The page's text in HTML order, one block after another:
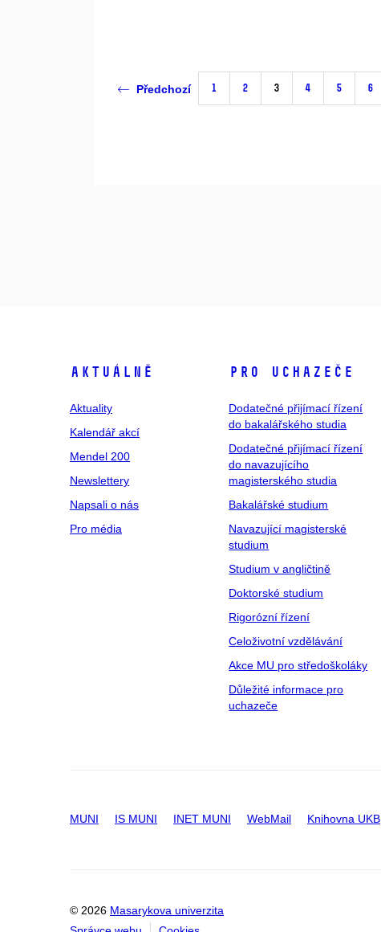
Předchozí 1 2 3 4 5 6
Aktuálně
Aktuality
Kalendář akcí
Mendel 200
Newslettery
Napsali o nás
Pro média
Pro uchazeče
Dodatečné přijímací řízení
do bakalářského studia
Dodatečné přijímací řízení
do navazujícího
magisterského studia
Bakalářské studium
Navazující magisterské
studium
Studium v angličtině
Doktorské studium
Rigorózní řízení
Celoživotní vzdělávání
Akce MU pro středoškoláky
Důležité informace pro
uchazeče
MUNI IS MUNI INET MUNI WebMail Knihovna UKB
© 2026 Masarykova univerzita